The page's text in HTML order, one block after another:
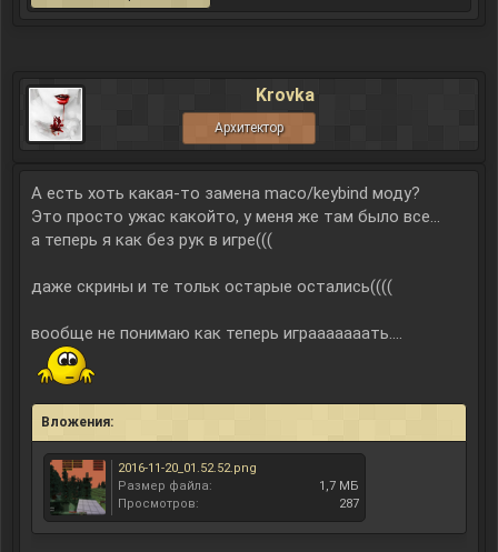
Krovka
Архитектор
А есть хоть какая-то замена maco/keybind моду?
Это просто ужас какойто, у меня же там было все...
а теперь я как без рук в игре(((
даже скрины и те тольк остарые остались((((
вообще не понимаю как теперь играаааааать....
Вложения:
2016-11-20_01.52.52.png
Размер файла:
1,7 МБ
Просмотров:
287